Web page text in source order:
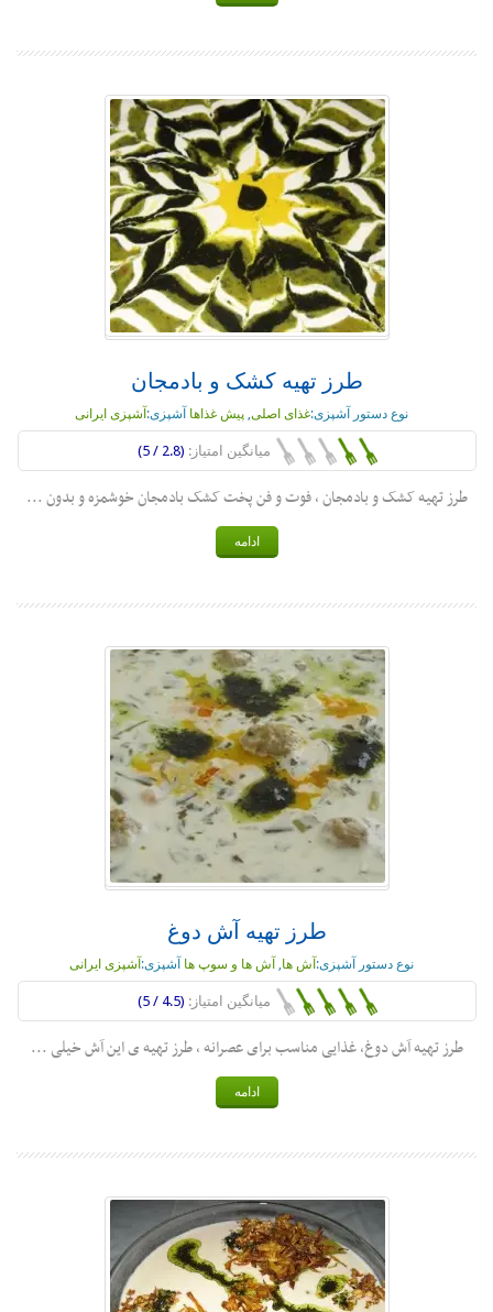
طرز تهیه کشک و بادمجان
نوع دستور آشپزی:غذای اصلی ,پیش غذاها آشپزی:آشپزی ایرانی
میانگین امتیاز: (2.8 / 5)
طرز تهیه کشک و بادمجان ، فوت و فن پخت کشک بادمجان خوشمزه و بدون ...
ادامه
طرز تهیه آش دوغ
نوع دستور آشپزی:آش ها ,آش ها و سوپ ها آشپزی:آشپزی ایرانی
میانگین امتیاز: (4.5 / 5)
طرز تهیه آش دوغ، غذایی مناسب برای عصرانه ، طرز تهیه ی این آش خیلی ...
ادامه